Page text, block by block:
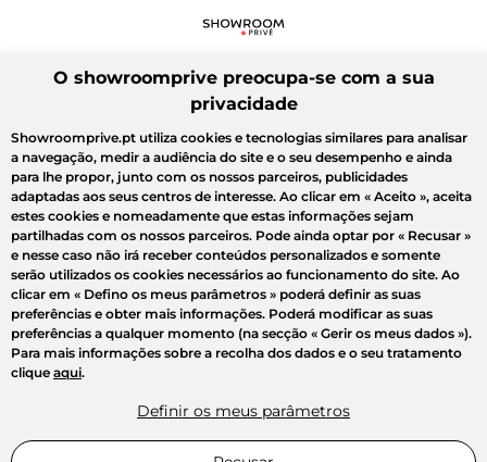
O showroomprive preocupa-se com a sua
privacidade
Showroomprive.pt utiliza cookies e tecnologias similares para analisar
a navegação, medir a audiência do site e o seu desempenho e ainda
para lhe propor, junto com os nossos parceiros, publicidades
adaptadas aos seus centros de interesse. Ao clicar em « Aceito », aceita
estes cookies e nomeadamente que estas informações sejam
partilhadas com os nossos parceiros. Pode ainda optar por « Recusar »
e nesse caso não irá receber conteúdos personalizados e somente
serão utilizados os cookies necessários ao funcionamento do site. Ao
clicar em « Defino os meus parâmetros » poderá definir as suas
preferências e obter mais informações. Poderá modificar as suas
preferências a qualquer momento (na secção « Gerir os meus dados »).
Para mais informações sobre a recolha dos dados e o seu tratamento
clique aqui.
Definir os meus parâmetros